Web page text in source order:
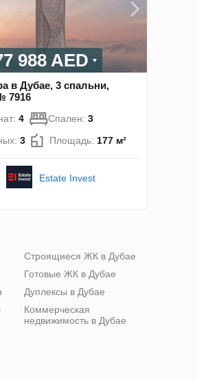
988 AED
в Дубае, 3 спальни,
7916
4 Спален: 3
3 Площадь: 177 м²
Estate Invest
Строящиеся ЖК в Дубае
Готовые ЖК в Дубае
Дуплексы в Дубае
Коммерческая
недвижимость в Дубае